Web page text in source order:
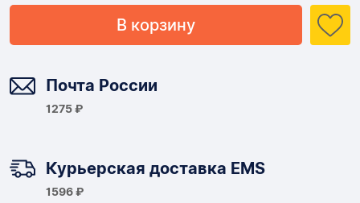
В корзину
Почта России
1275 ₽
Курьерская доставка EMS
1596 ₽